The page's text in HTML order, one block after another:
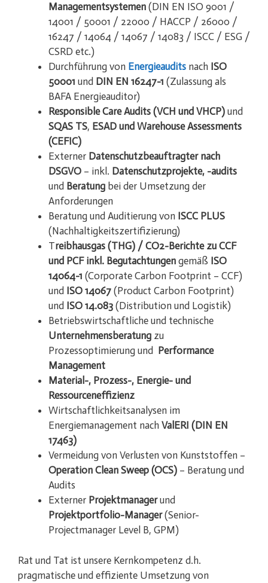
Managementsystemen (DIN EN ISO 9001 /
14001 / 50001 / 22000 / HACCP / 26000 /
16247 / 14064 / 14067 / 14083 / ISCC / ESG /
CSRD etc.)
Durchführung von Energieaudits nach ISO
50001 und DIN EN 16247-1 (Zulassung als
BAFA Energieauditor)
Responsible Care Audits (VCH und VHCP) und
SQAS TS, ESAD und Warehouse Assessments
(CEFIC)
Externer Datenschutzbeauftragter nach
DSGVO – inkl. Datenschutzprojekte, -audits
und Beratung bei der Umsetzung der
Anforderungen
Beratung und Auditierung von ISCC PLUS
(Nachhaltigkeitszertifizierung)
Treibhausgas (THG) / CO2-Berichte zu CCF
und PCF inkl. Begutachtungen gemäß ISO
14064-1 (Corporate Carbon Footprint – CCF)
und ISO 14067 (Product Carbon Footprint)
und ISO 14.083 (Distribution und Logistik)
Betriebswirtschaftliche und technische
Unternehmensberatung zu
Prozessoptimierung und Performance
Management
Material-, Prozess-, Energie- und
Ressourceneffizienz
Wirtschaftlichkeitsanalysen im
Energiemanagement nach ValERI (DIN EN
17463)
Vermeidung von Verlusten von Kunststoffen –
Operation Clean Sweep (OCS) – Beratung und
Audits
Externer Projektmanagerund
Projektportfolio-Manager(Senior-
Projectmanager Level B, GPM)
Rat und Tat ist unsere Kernkompetenz d.h.
pragmatische und effiziente Umsetzung von